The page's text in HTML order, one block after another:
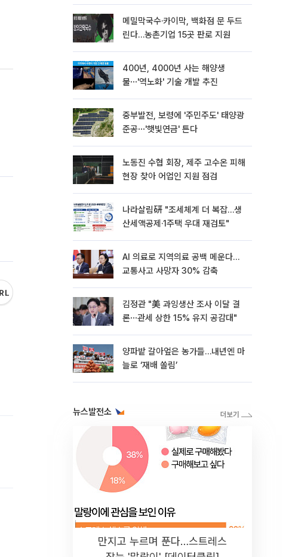
메밀막국수·카이막, 백화점 문 두드
린다…농촌기업 15곳 판로 지원
400년, 4000년 사는 해양생
물⋯'역노화' 기술 개발 추진
중부발전, 보령에 '주민주도' 태양광
준공⋯'햇빛연금' 튼다
노동진 수협 회장, 제주 고수온 피해
현장 찾아 어업인 지원 점검
나라살림硏 "조세체계 더 복잡…생
산세액공제·1주택 우대 재검토"
AI 의료로 지역의료 공백 메운다…
교통사고 사망자 30% 감축
김정관 "美 과잉생산 조사 이달 결
론⋯관세 상한 15% 유지 공감대"
양파밭 갈아엎은 농가들…내년엔 마
늘로 ‘재배 쏠림’
뉴스발전소
만지고 누르며 푼다…스트레스